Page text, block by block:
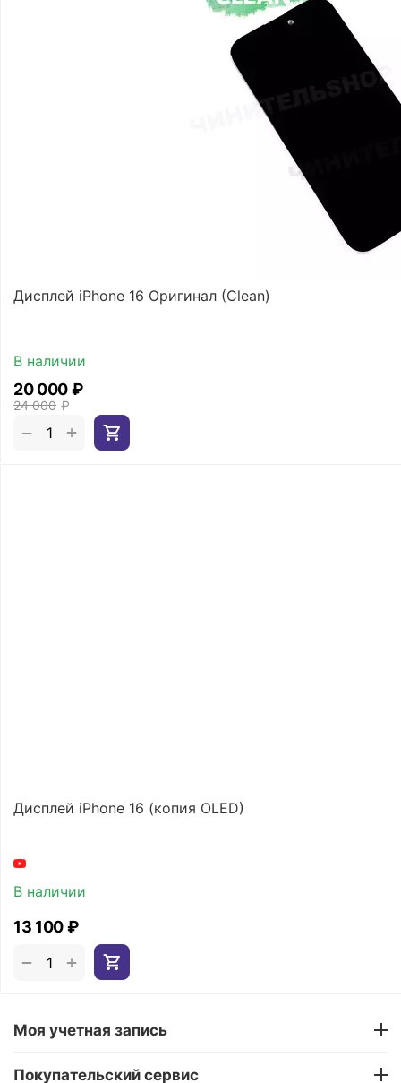
Дисплей iPhone 16 Оригинал (Clean)
В наличии
24 000 ₽
20 000₽
+
−
Дисплей iPhone 16 (копия OLED)
В наличии
13 100₽
+
−
Моя учетная запись
Покупательский сервис